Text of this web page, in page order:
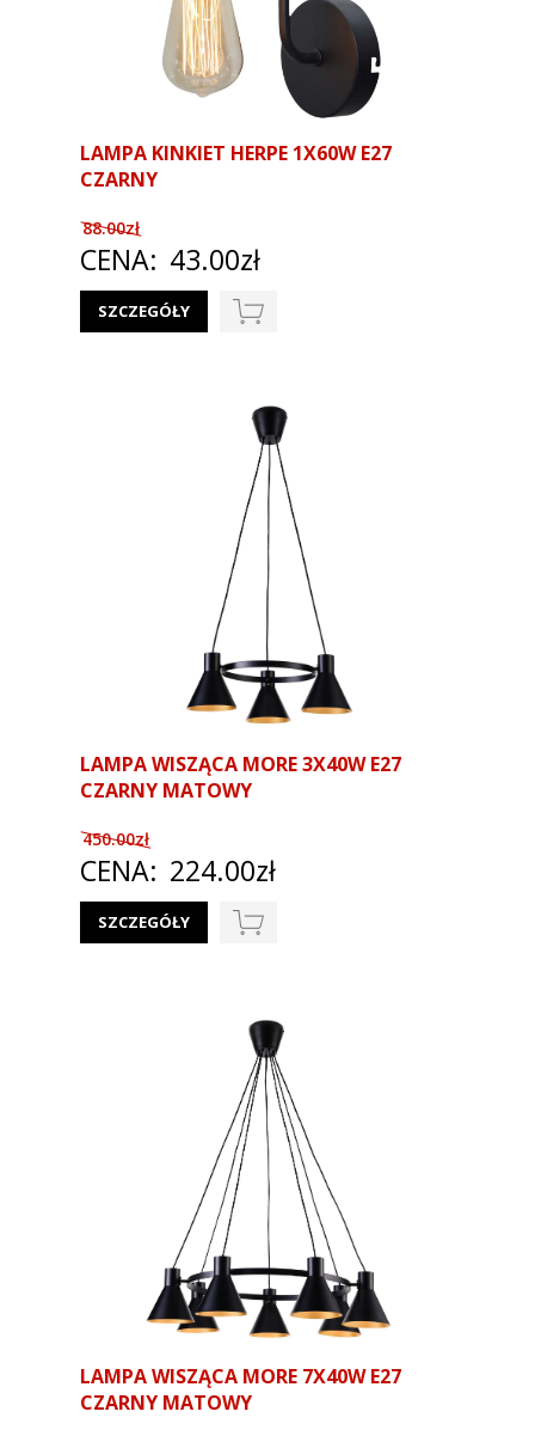
LAMPA KINKIET HERPE 1X60W E27
CZARNY
88.00zł
CENA: 43.00zł
SZCZEGÓŁY
LAMPA WISZĄCA MORE 3X40W E27
CZARNY MATOWY
450.00zł
CENA: 224.00zł
SZCZEGÓŁY
LAMPA WISZĄCA MORE 7X40W E27
CZARNY MATOWY